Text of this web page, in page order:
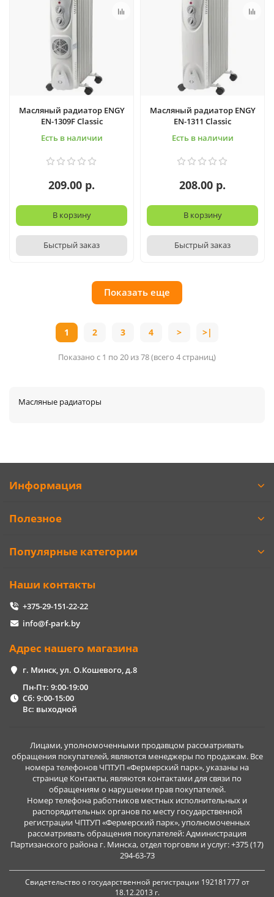
Масляный радиатор ENGY
EN-1309F Classic
Есть в наличии
209.00 р.
В корзину
Быстрый заказ
Масляный радиатор ENGY
EN-1311 Classic
Есть в наличии
208.00 р.
В корзину
Быстрый заказ
Показать еще
1 2 3 4 > >|
Показано с 1 по 20 из 78 (всего 4 страниц)
Масляные радиаторы
Информация
Полезное
Популярные категории
Наши контакты
+375-29-151-22-22
info@f-park.by
Адрес нашего магазина
г. Минск, ул. О.Кошевого, д.8
Пн-Пт: 9:00-19:00
Сб: 9:00-15:00
Вс: выходной
Лицами, уполномоченными продавцом рассматривать
обращения покупателей, являются менеджеры по продажам. Все
номера телефонов ЧПТУП «Фермерский парк», указаны на
странице Контакты, являются контактами для связи по
обращениям о нарушении прав покупателей.
Номер телефона работников местных исполнительных и
распорядительных органов по месту государственной
регистрации ЧПТУП «Фермерский парк», уполномоченных
рассматривать обращения покупателей: Администрация
Партизанского района г. Минска, отдел торговли и услуг: +375 (17)
294-63-73
Свидетельство о государственной регистрации 192181777 от
18.12.2013 г.